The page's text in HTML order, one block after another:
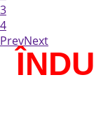
3
4
PrevNext